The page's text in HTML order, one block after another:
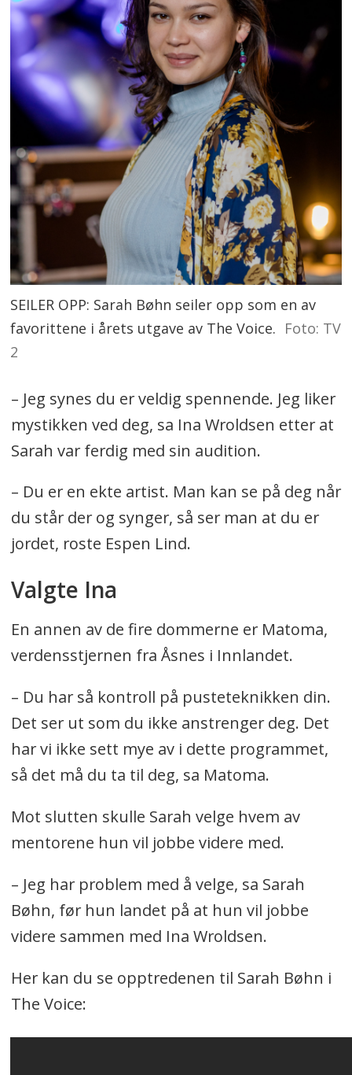
SEILER OPP: Sarah Bøhn seiler opp som en av
favorittene i årets utgave av The Voice. Foto: TV
2
– Jeg synes du er veldig spennende. Jeg liker
mystikken ved deg, sa Ina Wroldsen etter at
Sarah var ferdig med sin audition.
– Du er en ekte artist. Man kan se på deg når
du står der og synger, så ser man at du er
jordet, roste Espen Lind.
Valgte Ina
En annen av de fire dommerne er Matoma,
verdensstjernen fra Åsnes i Innlandet.
– Du har så kontroll på pusteteknikken din.
Det ser ut som du ikke anstrenger deg. Det
har vi ikke sett mye av i dette programmet,
så det må du ta til deg, sa Matoma.
Mot slutten skulle Sarah velge hvem av
mentorene hun vil jobbe videre med.
– Jeg har problem med å velge, sa Sarah
Bøhn, før hun landet på at hun vil jobbe
videre sammen med Ina Wroldsen.
Her kan du se opptredenen til Sarah Bøhn i
The Voice: